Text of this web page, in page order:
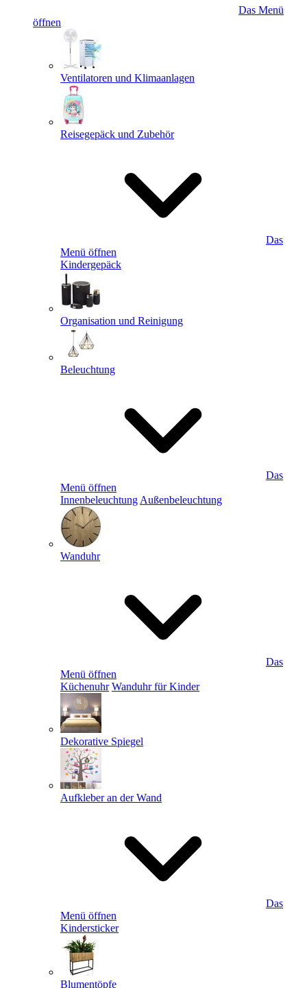
Das Menü
öffnen
Ventilatoren und Klimaanlagen
Reisegepäck und Zubehör
Das
Menü öffnen
Kindergepäck
Organisation und Reinigung
Beleuchtung
Das
Menü öffnen
Innenbeleuchtung Außenbeleuchtung
Wanduhr
Das
Menü öffnen
Küchenuhr Wanduhr für Kinder
Dekorative Spiegel
Aufkleber an der Wand
Das
Menü öffnen
Kindersticker
Blumentöpfe